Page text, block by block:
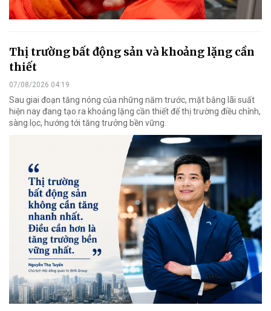
Thị trường bất động sản và khoảng lặng cần
thiết
07/08/2026 04:19
Sau giai đoạn tăng nóng của những năm trước, mặt bằng lãi suất
hiện nay đang tạo ra khoảng lặng cần thiết để thị trường điều chỉnh,
sàng lọc, hướng tới tăng trưởng bền vững.